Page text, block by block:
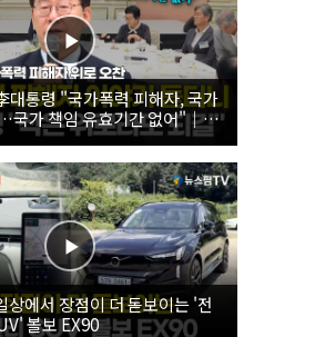
통령 "국가폭력 피해자, 국가
국가 책임 유효기간 없어"｜
폭력 피해자 위로 오찬
에서 장점이 더 돋보이는 '전
볼보 EX90